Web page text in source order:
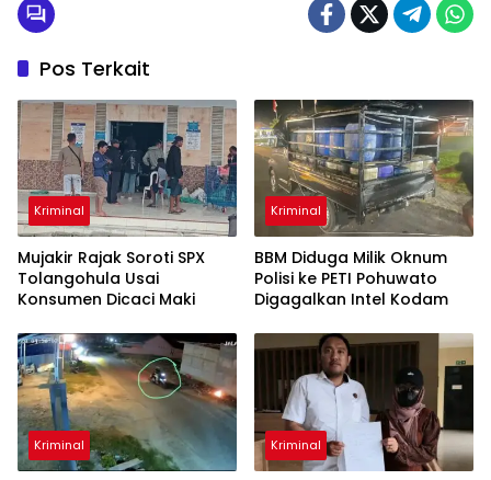
Pos Terkait
Kriminal
Mujakir Rajak Soroti SPX
Tolangohula Usai
Konsumen Dicaci Maki
Kriminal
BBM Diduga Milik Oknum
Polisi ke PETI Pohuwato
Digagalkan Intel Kodam
Kriminal Kriminal